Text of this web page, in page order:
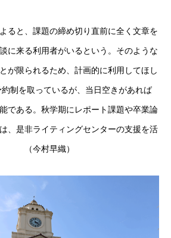
ると、課題の締め切り直前に全く文章を
に来る利用者がいるという。そのような
が限られるため、計画的に利用してほし
制を取っているが、当日空きがあれば
である。秋学期にレポート課題や卒業論
、是非ライティングセンターの支援を活
（今村早織）